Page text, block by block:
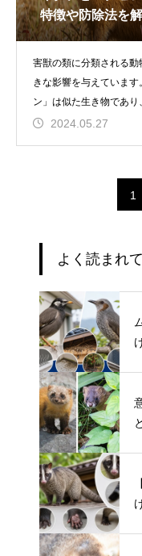
特徴や防除法を
害獣の類に分類される
きな影響を与えていま
ン」は似た生き物であ
ドタドタと走
2024.05.27
1
よく読まれ